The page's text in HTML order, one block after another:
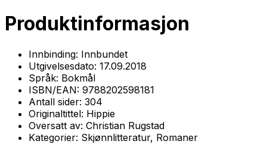
Produktinformasjon
Innbinding: Innbundet
Utgivelsesdato: 17.09.2018
Språk: Bokmål
ISBN/EAN: 9788202598181
Antall sider: 304
Originaltittel: Hippie
Oversatt av: Christian Rugstad
Kategorier: Skjønnlitteratur, Romaner